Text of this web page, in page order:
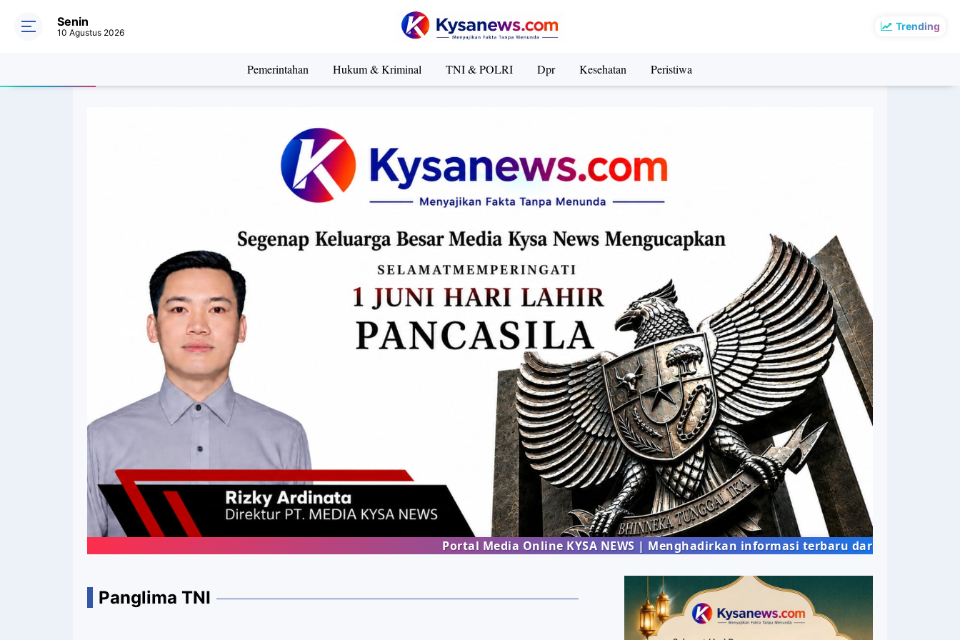
Trending
Senin
10 Agustus 2026
Pemerintahan Hukum & Kriminal TNI & POLRI Dpr Kesehatan Peristiwa
Portal Media Online KYSA NEWS | Menghadirkan informasi terbaru dari berbagai bidang
Panglima TNI